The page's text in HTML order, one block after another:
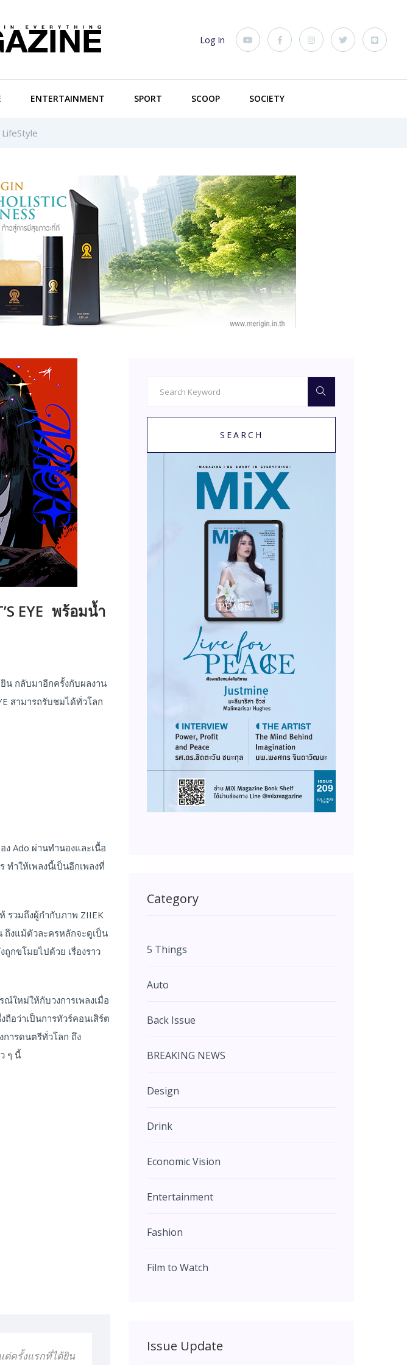
Log In
ENTERTAINMENT SPORT SCOOP SOCIETY
LifeStyle
EYE พร้อมน้ำ
น กลับมาอีกครั้งกับผลงาน
สามารถรับชมได้ทั่วโลก
Ado ผ่านทำนองและเนื้อ
ทำให้เพลงนี้เป็นอีกเพลงที่
รวมถึงผู้กำกับภาพ ZIIEK
ถึงแม้ตัวละครหลักจะดูเป็น
กขโมยไปด้วย เรื่องราว
ณ์ใหม่ให้กับวงการเพลงเมื่อ
ถือว่าเป็นการทัวร์คอนเสิร์ต
ารดนตรีทั่วโลก ถึง
ๆ นี้
ต่ครั้งแรกที่ได้ยิน
SEARCH
Category
5 Things
Auto
Back Issue
BREAKING NEWS
Design
Drink
Economic Vision
Entertainment
Fashion
Film to Watch
Issue Update